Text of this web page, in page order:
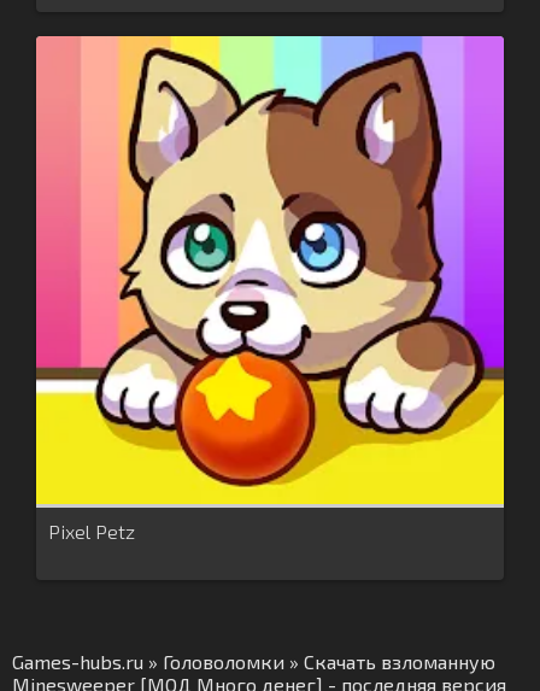
Pixel Petz
Games-hubs.ru » Головоломки » Скачать взломанную
Minesweeper [МОД Много денег] - последняя версия